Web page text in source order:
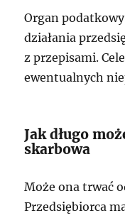
Organ
działania
z przepisami.
ewentualnych
Jak długo
skarbowa
Może ona trwać
Przedsiębiorca